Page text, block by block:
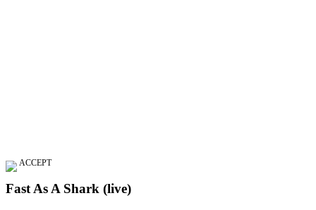
ACCEPT
Fast As A Shark (live)